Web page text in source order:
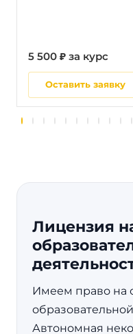
5 500 ₽ за курс
Оставить заявку
Лицензия
Имеем право на
Автономная